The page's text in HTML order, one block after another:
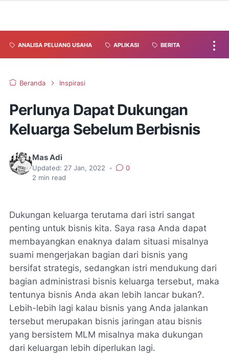
ANALISA PELUANG USAHA APLIKASI BERITA
Beranda Inspirasi
Perlunya Dapat Dukungan
Keluarga Sebelum Berbisnis
Mas Adi
Updated: 27 Jan, 2022 •
0
2 min read
Dukungan keluarga terutama dari istri sangat
penting untuk bisnis kita. Saya rasa Anda dapat
membayangkan enaknya dalam situasi misalnya
suami mengerjakan bagian dari bisnis yang
bersifat strategis, sedangkan istri mendukung dari
bagian administrasi bisnis keluarga tersebut, maka
tentunya bisnis Anda akan lebih lancar bukan?.
Lebih-lebih lagi kalau bisnis yang Anda jalankan
tersebut merupakan bisnis jaringan atau bisnis
yang bersistem MLM misalnya maka dukungan
dari keluargan lebih diperlukan lagi.